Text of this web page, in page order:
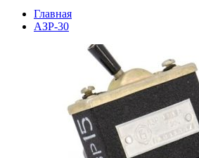
Главная
АЗР-30